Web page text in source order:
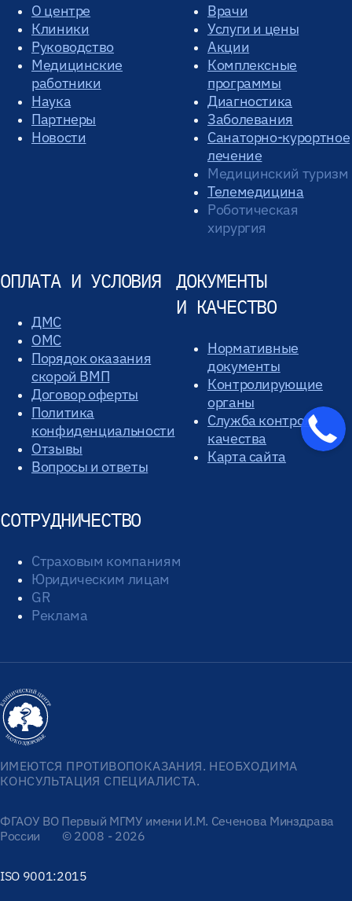
О центре
Клиники
Руководство
Медицинские
работники
Наука
Партнеры
Новости
Врачи
Услуги и цены
Акции
Комплексные
программы
Диагностика
Заболевания
Санаторно-курортное
лечение
Медицинский туризм
Телемедицина
Роботическая
хирургия
ОПЛАТА И УСЛОВИЯ
ДМС
ОМС
Порядок оказания
скорой ВМП
Договор оферты
Политика
конфиденциальности
Отзывы
Вопросы и ответы
ДОКУМЕНТЫ
И КАЧЕСТВО
Нормативные
документы
Контролирующие
органы
Служба контроля
качества
Карта сайта
СОТРУДНИЧЕСТВО
Страховым компаниям
Юридическим лицам
GR
Реклама
ИМЕЮТСЯ ПРОТИВОПОКАЗАНИЯ. НЕОБХОДИМА
КОНСУЛЬТАЦИЯ СПЕЦИАЛИСТА.
ФГАОУ ВО Первый МГМУ имени И.М. Сеченова Минздрава
России
© 2008 - 2026
ISO 9001:2015